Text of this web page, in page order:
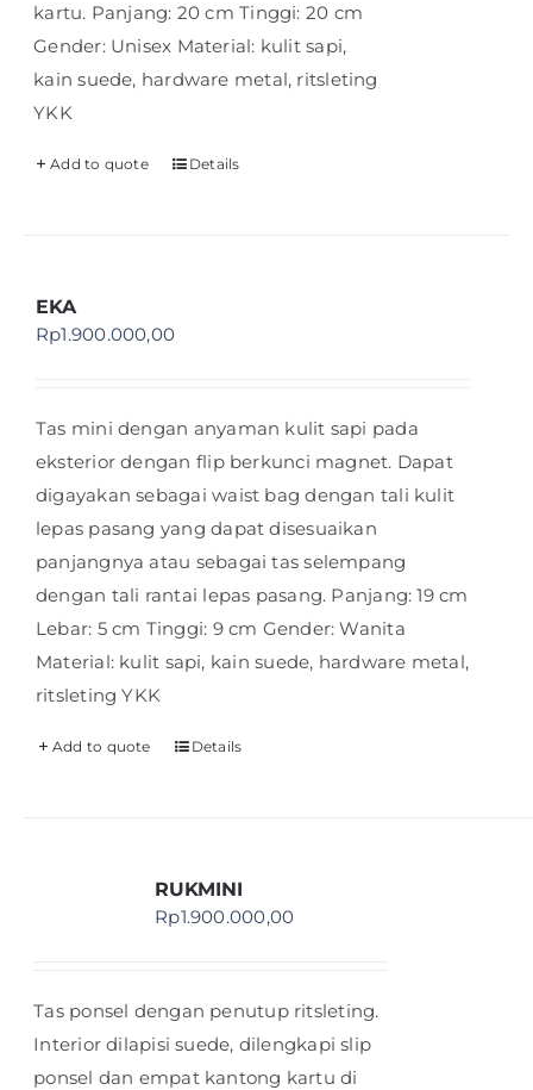
kartu. Panjang: 20 cm Tinggi: 20 cm
Gender: Unisex Material: kulit sapi,
kain suede, hardware metal, ritsleting
YKK
Add to quote Details
EKA
Rp1.900.000,00
Tas mini dengan anyaman kulit sapi pada
eksterior dengan flip berkunci magnet. Dapat
digayakan sebagai waist bag dengan tali kulit
lepas pasang yang dapat disesuaikan
panjangnya atau sebagai tas selempang
dengan tali rantai lepas pasang. Panjang: 19 cm
Lebar: 5 cm Tinggi: 9 cm Gender: Wanita
Material: kulit sapi, kain suede, hardware metal,
ritsleting YKK
Add to quote Details
RUKMINI
Rp1.900.000,00
Tas ponsel dengan penutup ritsleting.
Interior dilapisi suede, dilengkapi slip
ponsel dan empat kantong kartu di